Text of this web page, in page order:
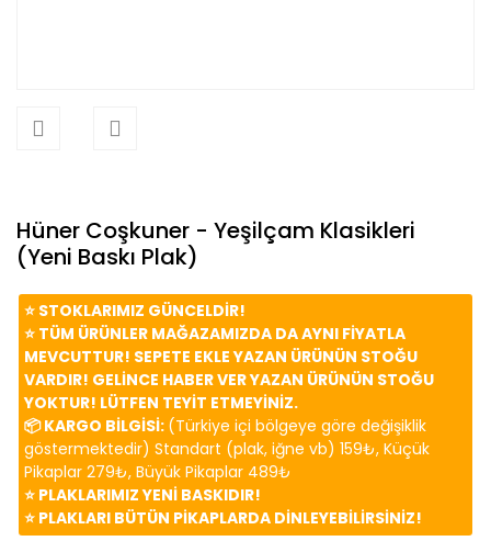
Hüner Coşkuner - Yeşilçam Klasikleri
(Yeni Baskı Plak)
⭐️ STOKLARIMIZ GÜNCELDİR!
⭐️ TÜM ÜRÜNLER MAĞAZAMIZDA DA AYNI FİYATLA
MEVCUTTUR! SEPETE EKLE YAZAN ÜRÜNÜN STOĞU
VARDIR! GELİNCE HABER VER YAZAN ÜRÜNÜN STOĞU
YOKTUR! LÜTFEN TEYİT ETMEYİNİZ.
📦 KARGO BİLGİSİ: (Türkiye içi bölgeye göre değişiklik
göstermektedir) Standart (plak, iğne vb) 159₺, Küçük
Pikaplar 279₺, Büyük Pikaplar 489₺
⭐️ PLAKLARIMIZ YENİ BASKIDIR!
⭐️ PLAKLARI BÜTÜN PİKAPLARDA DİNLEYEBİLİRSİNİZ!